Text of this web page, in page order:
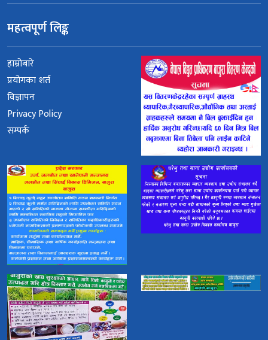
महत्वपूर्ण लिङ्क
हाम्रोबारे
प्रयोगका शर्त
विज्ञापन
Privacy Policy
सम्पर्क